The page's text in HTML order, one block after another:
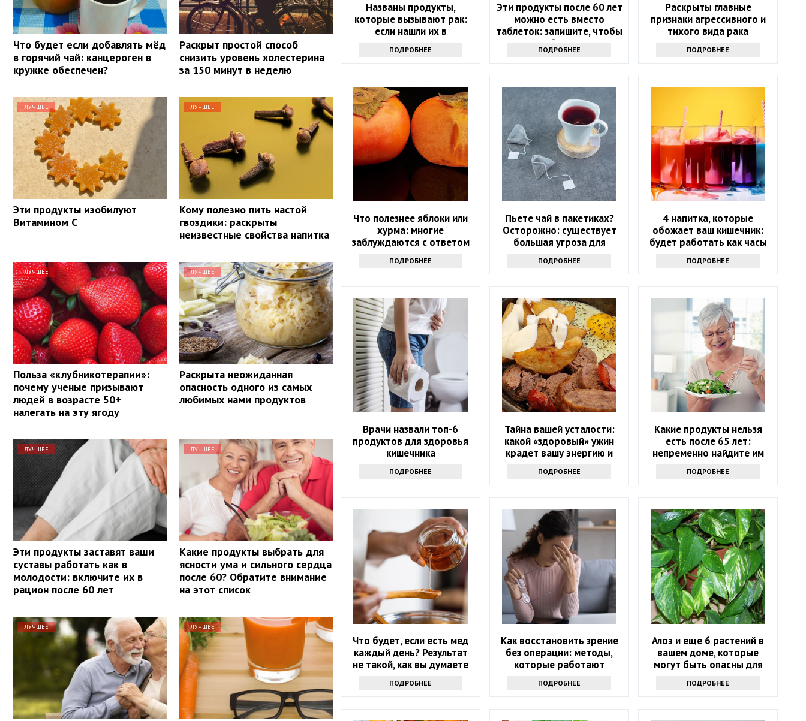
Что будет если добавлять мёд
в горячий чай: канцероген в
кружке обеспечен?
Раскрыт простой способ
снизить уровень холестерина
за 150 минут в неделю
ЛУЧШЕЕ
Эти продукты изобилуют
Витамином С
ЛУЧШЕЕ
Кому полезно пить настой
гвоздики: раскрыты
неизвестные свойства напитка
ЛУЧШЕЕ
Польза «клубникотерапии»:
почему ученые призывают
людей в возрасте 50+
налегать на эту ягоду
ЛУЧШЕЕ
Раскрыта неожиданная
опасность одного из самых
любимых нами продуктов
ЛУЧШЕЕ
Эти продукты заставят ваши
суставы работать как в
молодости: включите их в
рацион после 60 лет
ЛУЧШЕЕ
Какие продукты выбрать для
ясности ума и сильного сердца
после 60? Обратите внимание
на этот список
ЛУЧШЕЕ ЛУЧШЕЕ
Названы продукты,
которые вызывают рак:
если нашли их в
выбрасывайте
ПОДРОБНЕЕ
Эти продукты после 60 лет
можно есть вместо
таблеток: запишите, чтобы
не болеть
ПОДРОБНЕЕ
Раскрыты главные
признаки агрессивного и
тихого вида рака
ПОДРОБНЕЕ
Что полезнее яблоки или
хурма: многие
заблуждаются с ответом
ПОДРОБНЕЕ
Пьете чай в пакетиках?
Осторожно: существует
большая угроза для
ПОДРОБНЕЕ
4 напитка, которые
обожает ваш кишечник:
будет работать как часы
ПОДРОБНЕЕ
Врачи назвали топ-6
продуктов для здоровья
кишечника
ПОДРОБНЕЕ
Тайна вашей усталости:
какой «здоровый» ужин
крадет вашу энергию и
ПОДРОБНЕЕ
Какие продукты нельзя
есть после 65 лет:
непременно найдите им
ПОДРОБНЕЕ
Что будет, если есть мед
каждый день? Результат
не такой, как вы думаете
ПОДРОБНЕЕ
Как восстановить зрение
без операции: методы,
которые работают
ПОДРОБНЕЕ
Алоэ и еще 6 растений в
вашем доме, которые
могут быть опасны для
ПОДРОБНЕЕ